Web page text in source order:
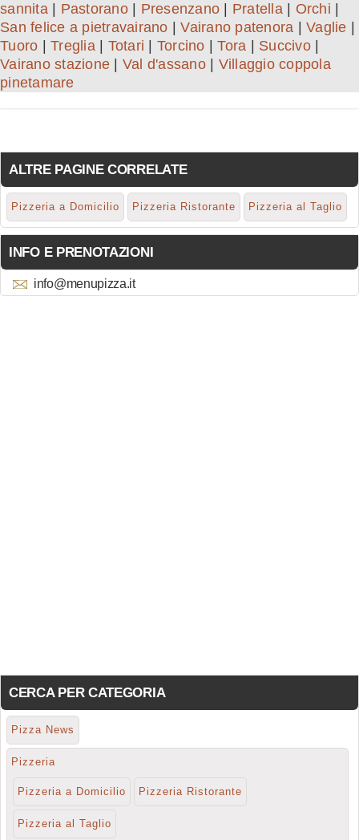
sannita| Pastorano| Presenzano Pratella| Orchi
San felice a pietravairano |Vairano patenora Vaglie
Tuoro
Treglia| Totari Torcino |Tora Succivo|
Vairano stazione
Val d'assano| Villaggio coppola
pinetamare
ALTRE PAGINE CORRELATE
Pizzeria a Domicilio Pizzeria Ristorante Pizzeria al Taglio
INFO E PRENOTAZIONI
info@menupizza.it
CERCA PER CATEGORIA
Pizza News
Pizzeria
Pizzeria a Domicilio Pizzeria Ristorante
Pizzeria al Taglio